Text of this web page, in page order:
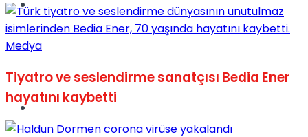
Spor
Podcast
Medya
Tiyatro ve seslendirme sanatçısı Bedia Ener
hayatını kaybetti